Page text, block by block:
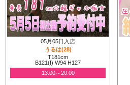
大迫 直子
”大迫直子”嬢が
この度レギュラーメンバーに
完全予約制
※予約受付は前日の18:00まで
※通常料金でのご案内になりま
05月05日入店
うるは(28)
T181cm
B121(I) W94 H127
13:00～20:00